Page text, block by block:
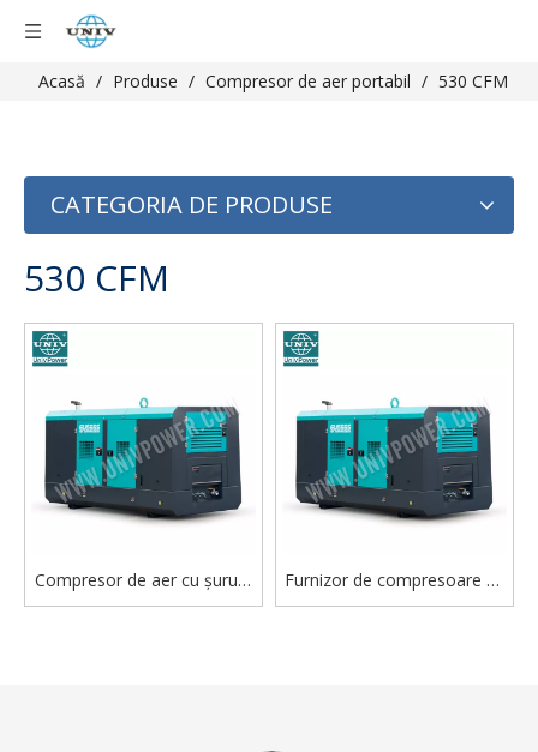
Acasă / Produse / Compresor de aer portabil / 530 CFM
CATEGORIA DE PRODUSE
530 CFM
Compresor de aer cu șurub,
portabil, diesel, industrial
Furnizor de compresoare de
aer mobil diesel 530CFM